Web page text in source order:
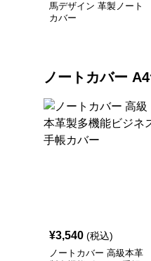
馬デザイン 革製ノート
カバー
ノートカバー
¥3,540 (税込)
ノートカバー 高級本革